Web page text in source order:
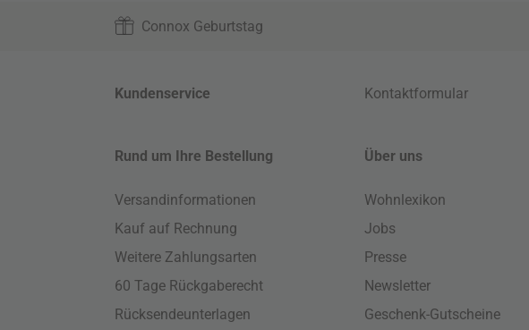
Connox Geburtstag
Kundenservice Kontaktformular
Rund um Ihre Bestellung
Versandinformationen
Kauf auf Rechnung
Weitere Zahlungsarten
60 Tage Rückgaberecht
Rücksendeunterlagen
Über uns
Wohnlexikon
Jobs
Presse
Newsletter
Geschenk-Gutscheine